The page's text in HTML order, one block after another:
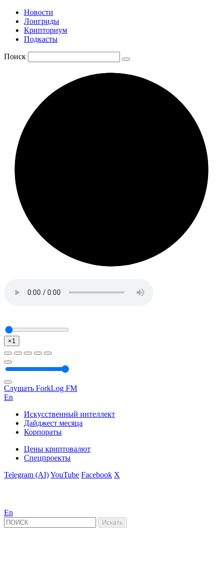
Новости
Лонгриды
Крипториум
Подкасты
Поиск
×1
Слушать ForkLog FM
En
Искусственный интеллект
Дайджест месяца
Корпораты
Цены криптовалют
Спецпроекты
Telegram (AI)YouTube Facebook X
En